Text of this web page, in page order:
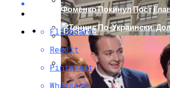
Репетицию Парада В
В Швеции Белый Медведь
Фоменко Покинул Пост
Теннис По-Украински:
Роналду Остается В «Реале»
ШОУ-БИЗНЕС
Flipboard
Reddit
Pinterest
Whatsapp